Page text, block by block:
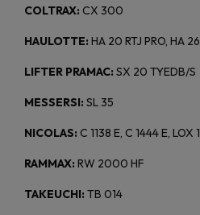
COLTRAX: CX 300
HAULOTTE: HA 20 RTJ PRO, HA
LIFTER PRAMAC: SX 20 TYEDB/S
MESSERSI: SL 35
NICOLAS: C 1138 E, C 1444 E, LOX
RAMMAX: RW 2000 HF
TAKEUCHI: TB 014